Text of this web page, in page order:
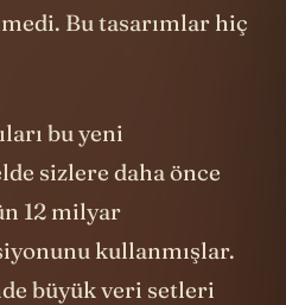
Bu tasarımlar hiç
bu yeni
sizlere daha önce
12 milyar
kullanmışlar.
büyük veri setleri